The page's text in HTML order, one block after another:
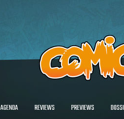
AGENDA REVIEWS PREVIEWS